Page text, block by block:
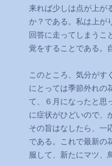
来れば少しは点が上が
か？である。私は上が
回答に走ってしまうこ
覚をすることである。
このところ、気分がす
にとっては季節外れの
て、６月になったと思
に症状がひどいので、
その旨はなしたら、一
である。これで最新の
服して、新たにマツ、